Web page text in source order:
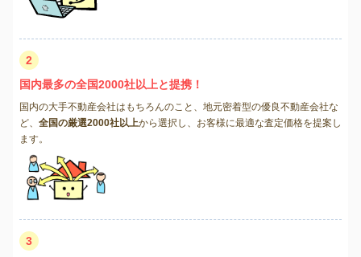
2
国内最多の全国2000社以上と提携！
国内の大手不動産会社はもちろんのこと、地元密着型の優良不動産会社な
ど、 全国の厳選2000社以上から選択し、お客様に最適な査定価格を提案し
ます。
3